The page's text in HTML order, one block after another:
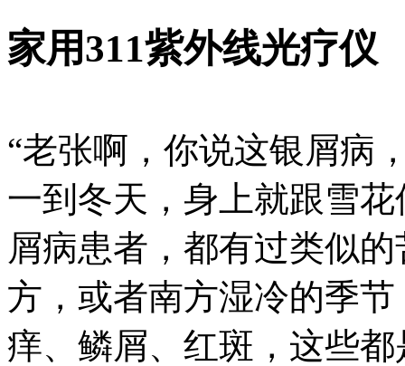
家用311紫外线光疗仪
“老张啊，你说这银屑病
一到冬天，身上就跟雪
屑病患者，都有过类似
方，或者南方湿冷的季
痒、鳞屑、红斑，这些